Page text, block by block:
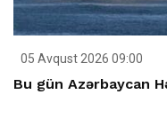
05 Avqust 2026 09:00
Bu gün Azərbaycan